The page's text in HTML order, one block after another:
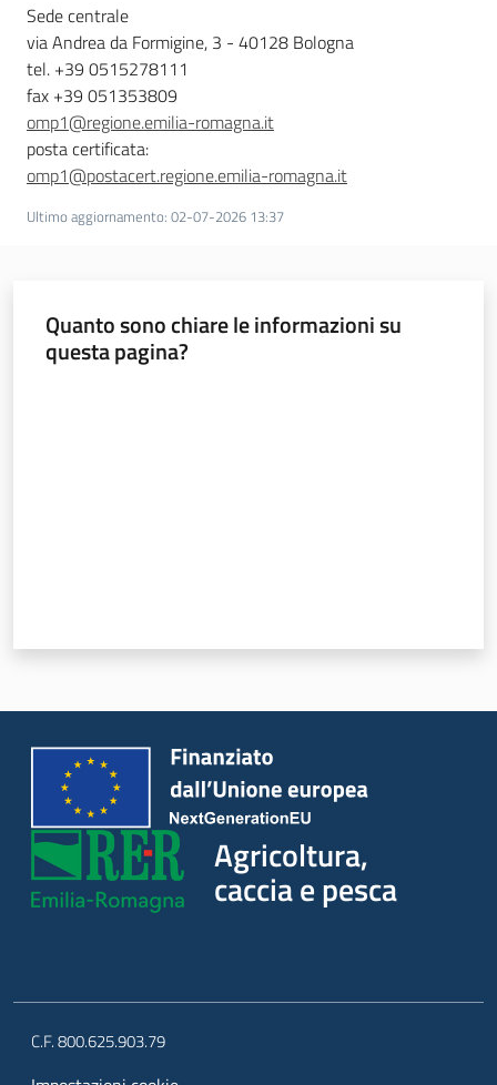
Sede centrale
via Andrea da Formigine, 3 - 40128 Bologna
tel. +39 0515278111
fax +39 051353809
omp1@regione.emilia-romagna.it
posta certificata:
omp1@postacert.regione.emilia-romagna.it
Ultimo aggiornamento: 02-07-2026 13:37
Quanto sono chiare le informazioni su
questa pagina?
Agricoltura,
caccia e pesca
C.F. 800.625.903.79